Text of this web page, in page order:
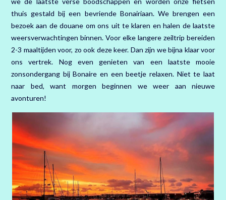
thuis gestald bij een bevriende Bonairiaan. We brengen een
bezoek aan de douane om ons uit te klaren en halen de laatste
weersverwachtingen binnen. Voor elke langere zeiltrip bereiden
2-3 maaltijden voor, zo ook deze keer. Dan zijn we bijna klaar voor
ons vertrek. Nog even genieten van een laatste mooie
zonsondergang bij Bonaire en een beetje relaxen. Niet te laat
naar bed, want morgen beginnen we weer aan nieuwe
avonturen!